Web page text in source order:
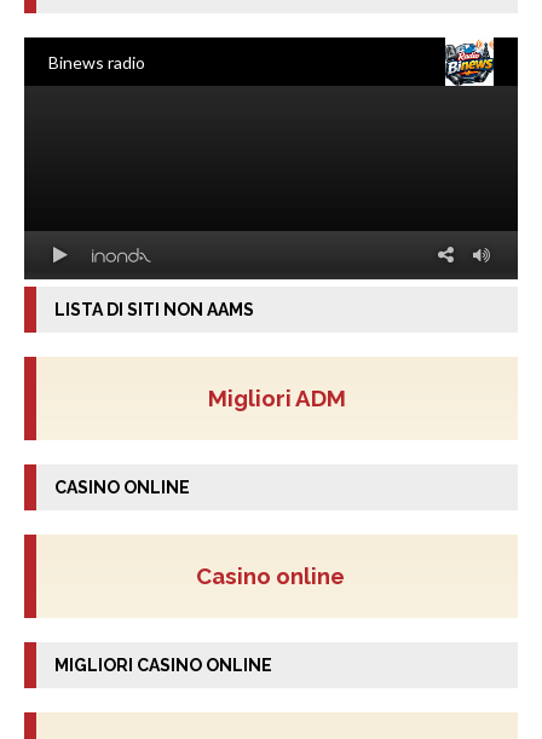
LISTA DI SITI NON AAMS
Migliori ADM
CASINO ONLINE
Casino online
MIGLIORI CASINO ONLINE